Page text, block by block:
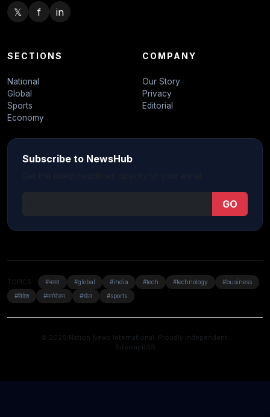
𝕏 f in
SECTIONS
National
Global
Sports
Economy
COMPANY
Our Story
Privacy
Editorial
Subscribe to NewsHub
GO
TOPICS: #भारत #global #india #tech #technology
#business
#विदेश
#मनोरंजन #खेल #sports
© 2026 Nation News International. Proudly Independent.
SitemapRSS